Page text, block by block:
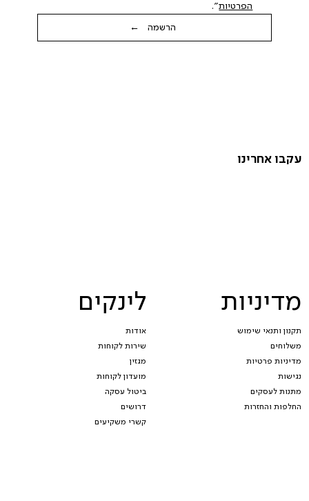
מדיניות
תקנון ותנאי שימוש
משלוחים
מדיניות פרטיות
נגישות
מתנות לעסקים
החלפות והחזרות
לינקים
אודות
שירות לקוחות
מגזין
מועדון לקוחות
ביטול עסקה
דרושים
קשרי משקיעים
עקבו אחרינו
הפרטיות".
הרשמה ←